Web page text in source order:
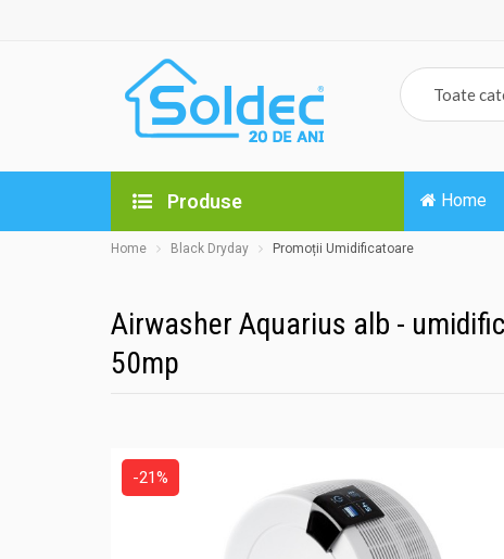
Produse Home
Home Black Dryday Promoții Umidificatoare
Airwasher Aquarius alb -
50mp
-21%